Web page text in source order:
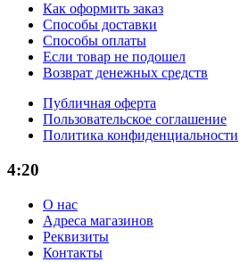
Как оформить заказ
Способы доставки
Способы оплаты
Если товар не подошел
Возврат денежных средств
Публичная оферта
Пользовательское соглашение
Политика конфиденциальности
4:20
О нас
Адреса магазинов
Реквизиты
Контакты